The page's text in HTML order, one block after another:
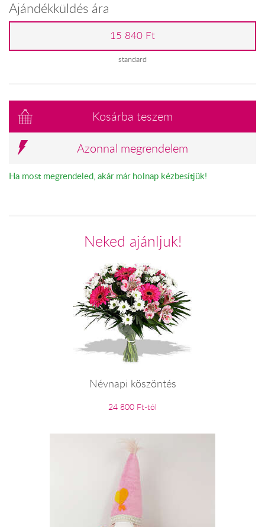
Ajándékküldés ára
15 840 Ft
standard
Kosárba teszem
Azonnal megrendelem
Ha most megrendeled, akár már holnap kézbesítjük!
Neked ajánljuk!
Névnapi köszöntés
24 800 Ft-tól